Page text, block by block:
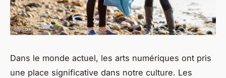
Dans le monde actuel, les arts numériques ont pris
une place significative dans notre culture. Les